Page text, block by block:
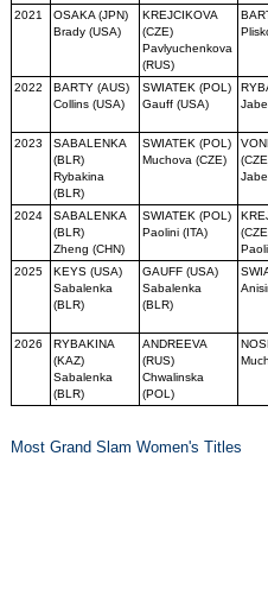
2021
OSAKA (JPN)
Brady (USA)
KREJCIKOVA
(CZE)
Pavlyuchenkova
(RUS)
2022
BARTY (AUS)
Collins (USA)
SWIATEK (POL)
Gauff (USA)
2023
SABALENKA
(BLR)
Rybakina
(BLR)
SWIATEK (POL)
Muchova (CZE)
2024
SABALENKA
(BLR)
Zheng (CHN)
SWIATEK (POL)
Paolini (ITA)
2025
KEYS (USA)
Sabalenka
(BLR)
GAUFF (USA)
Sabalenka
(BLR)
2026
RYBAKINA
(KAZ)
Sabalenka
(BLR)
ANDREEVA
(RUS)
Chwalinska
(POL)
Most Grand Slam Women's Titles